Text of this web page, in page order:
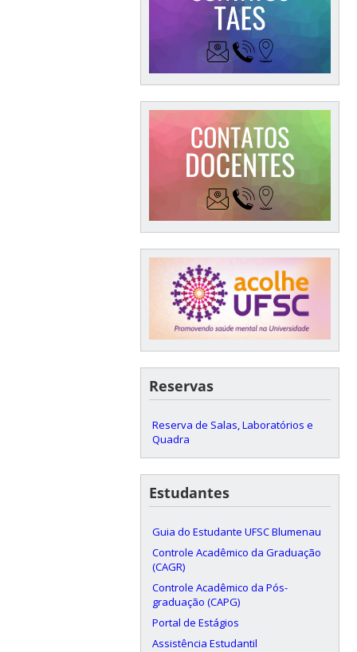
Reservas
Reserva de Salas, Laboratórios e
Quadra
Estudantes
Guia do Estudante UFSC Blumenau
Controle Acadêmico da Graduação
(CAGR)
Controle Acadêmico da Pós-
graduação (CAPG)
Portal de Estágios
Assistência Estudantil